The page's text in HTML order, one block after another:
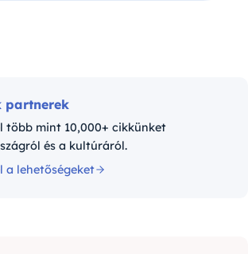
partnerek
több mint 10,000+ cikkünket
és a kultúráról.
a lehetőségeket